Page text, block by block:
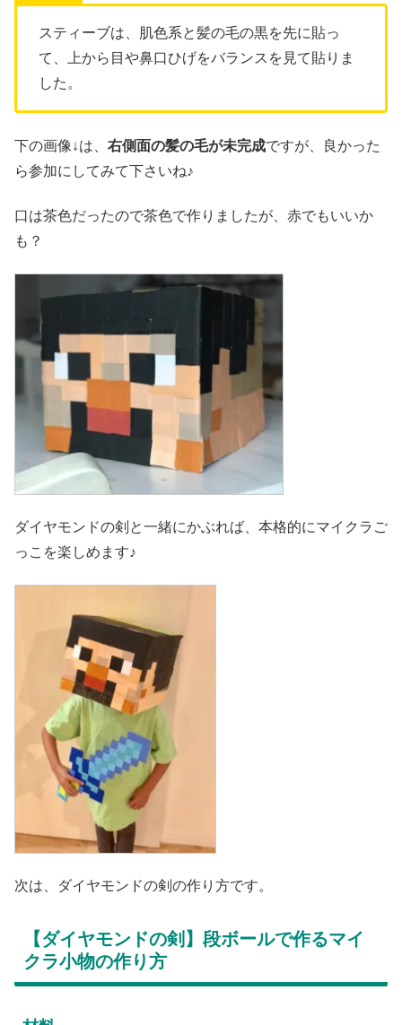
スティーブは、肌色系と髪の毛の黒を先に貼っ
て、上から目や鼻口ひげをバランスを見て貼りま
した。
下の画像↓は、 右側面の髪の毛が未完成ですが、良かった
ら参加にしてみて下さいね♪
口は茶色だったので茶色で作りましたが、赤でもいいか
も？
ダイヤモンドの剣と一緒にかぶれば、本格的にマイクラご
っこを楽しめます♪
次は、ダイヤモンドの剣の作り方です。
【ダイヤモンドの剣】段ボールで作るマイ
クラ小物の作り方